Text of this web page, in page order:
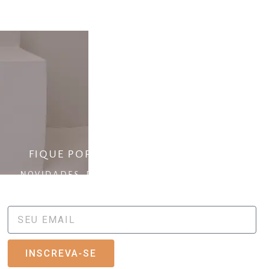
FIQUE POR DENTRO DO FLUXO
NOVIDADES, DESCONTOS ESPECIAIS E NOVAS
INSCREVA-SE